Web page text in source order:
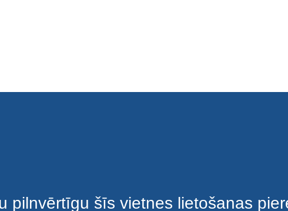
pilnvērtīgu šīs vietnes lietošanas